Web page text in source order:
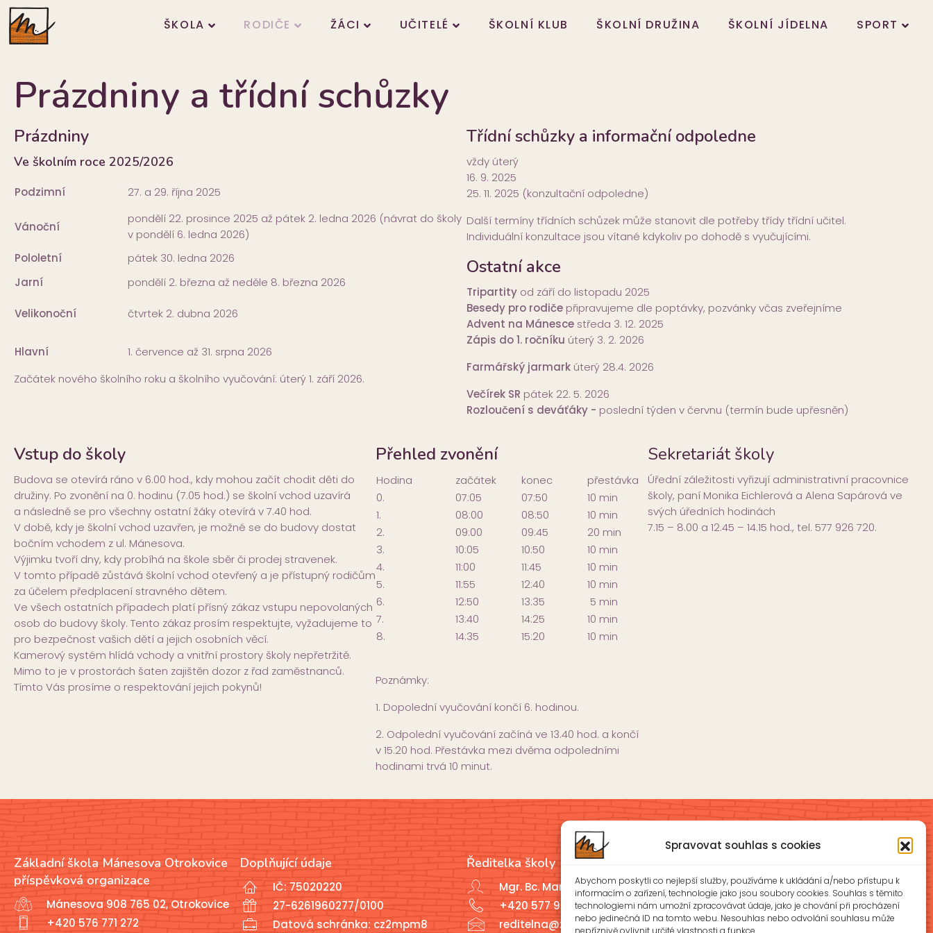
Spravovat souhlas s cookies
Abychom poskytli co nejlepší služby, používáme k ukládání a/nebo přístupu k
informacím o zařízení, technologie jako jsou soubory cookies. Souhlas s těmito
technologiemi nám umožní zpracovávat údaje, jako je chování při procházení
nebo jedinečná ID na tomto webu. Nesouhlas nebo odvolání souhlasu může
nepříznivě ovlivnit určité vlastnosti a funkce.
ŠKOLA RODIČE ŽÁCI UČITELÉ ŠKOLNÍ KLUB ŠKOLNÍ DRUŽINA ŠKOLNÍ JÍDELNA SPORT
Prázdniny a třídní schůzky
Prázdniny
Ve školním roce 2025/2026
Podzimní 27. a 29. října 2025
Vánoční
pondělí 22. prosince 2025 až pátek 2. ledna 2026 (návrat do školy
v pondělí 6. ledna 2026)
Pololetní
pátek 30. ledna 2026
Jarní
pondělí 2. března až neděle 8. března 2026
Velikonoční čtvrtek 2. dubna 2026
Hlavní
1. července až 31. srpna 2026
Začátek nového školního roku a školního vyučování: úterý 1. září 2026.
Třídní schůzky a informační odpoledne
vždy úterý
16. 9. 2025
25. 11. 2025 (konzultační odpoledne)
Další termíny třídních schůzek může stanovit dle potřeby třídy třídní učitel.
Individuální konzultace jsou vítané kdykoliv po dohodě s vyučujícími.
Ostatní akce
Tripartity od září do listopadu 2025
Besedy pro rodiče připravujeme dle poptávky, pozvánky včas zveřejníme
Advent na Mánesce středa 3. 12. 2025
Zápis do 1. ročníku úterý 3. 2. 2026
Farmářský jarmark úterý 28.4. 2026
Večírek SR pátek 22. 5. 2026
Rozloučení s deváťáky - poslední týden v červnu (termín bude upřesněn)
Vstup do školy
Budova se otevírá ráno v 6.00 hod., kdy mohou začít chodit děti do
družiny. Po zvonění na 0. hodinu (7.05 hod.) se školní vchod uzavírá
a následně se pro všechny ostatní žáky otevírá v 7.40 hod.
V době, kdy je školní vchod uzavřen, je možné se do budovy dostat
bočním vchodem z ul. Mánesova.
Výjimku tvoří dny, kdy probíhá na škole sběr či prodej stravenek.
V tomto případě zůstává školní vchod otevřený a je přístupný rodičům
za účelem předplacení stravného dětem.
Ve všech ostatních případech platí přísný zákaz vstupu nepovolaných
osob do budovy školy. Tento zákaz prosím respektujte, vyžadujeme to
pro bezpečnost vašich dětí a jejich osobních věcí.
Kamerový systém hlídá vchody a vnitřní prostory školy nepřetržitě.
Mimo to je v prostorách šaten zajištěn dozor z řad zaměstnanců.
Tímto Vás prosíme o respektování jejich pokynů!
Přehled zvonění
Hodina začátek konec
přestávka
0.
07:05 07:50
10 min
1.
08:00 08:50
10 min
2.
09:00 09:45
20 min
3.
10:05 10:50
10 min
4.
11:00 11:45
10 min
5.
11:55 12:40
10 min
6.
12:50 13:35
5 min
7.
13:40 14:25
10 min
8.
14:35 15:20 10 min
Poznámky:
1. Dopolední vyučování končí 6. hodinou.
2. Odpolední vyučování začíná ve 13.40 hod. a končí
v 15.20 hod. Přestávka mezi dvěma odpoledními
hodinami trvá 10 minut.
Sekretariát školy
Úřední záležitosti vyřizují administrativní pracovnice
školy, paní Monika Eichlerová a Alena Sapárová ve
svých úředních hodinách
7.15 – 8.00 a 12.45 – 14.15 hod., tel. 577 926 720.
Základní škola Mánesova Otrokovice
příspěvková organizace
Mánesova 908 765 02, Otrokovice
+420 576 771 272
Doplňující údaje
IČ: 75020220
27-6261960277/0100
Datová schránka: cz2mpm8
Ředitelka školy
Mgr. Bc. Marcela Javoříková
+420 577 926 721
reditelna@zsotrman.cz
ŠJ: +420 577 927 979
ŠD: +420 577 926 720